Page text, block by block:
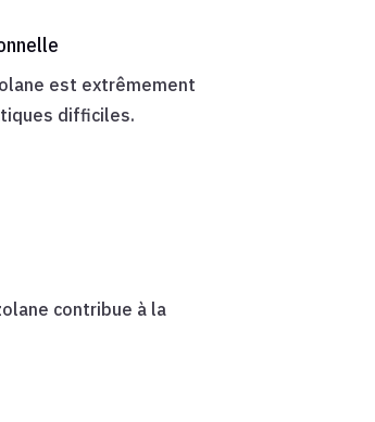
est extrêmement
difficiles.
contribue à la